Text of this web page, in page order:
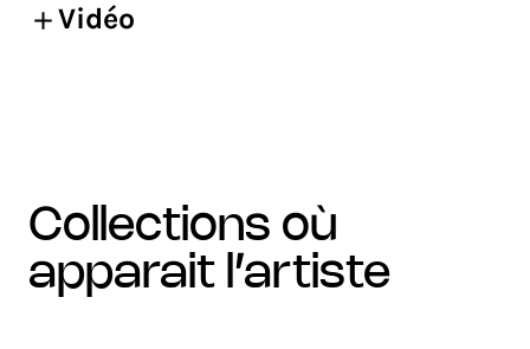
Vidéo
collections où
apparait l’artiste